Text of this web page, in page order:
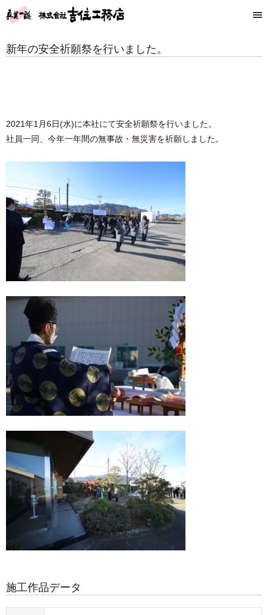
新年の安全祈願祭を行いました。
2021年1月6日(水)に本社にて安全祈願祭を行いました。
社員一同、今年一年間の無事故・無災害を祈願しました。
施工作品データ